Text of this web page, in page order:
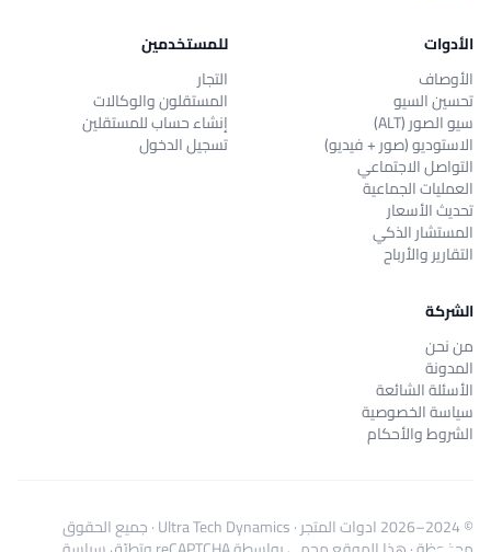
الأدوات
الأوصاف
تحسين السيو
سيو الصور (ALT)
الاستوديو (صور + فيديو)
التواصل الاجتماعي
العمليات الجماعية
تحديث الأسعار
المستشار الذكي
التقارير والأرباح
للمستخدمين
التجار
المستقلون والوكالات
إنشاء حساب للمستقلين
تسجيل الدخول
الشركة
من نحن
المدونة
الأسئلة الشائعة
سياسة الخصوصية
الشروط والأحكام
© 2024–2026 ادوات المتجر·
Ultra Tech Dynamics· جميع الحقوق